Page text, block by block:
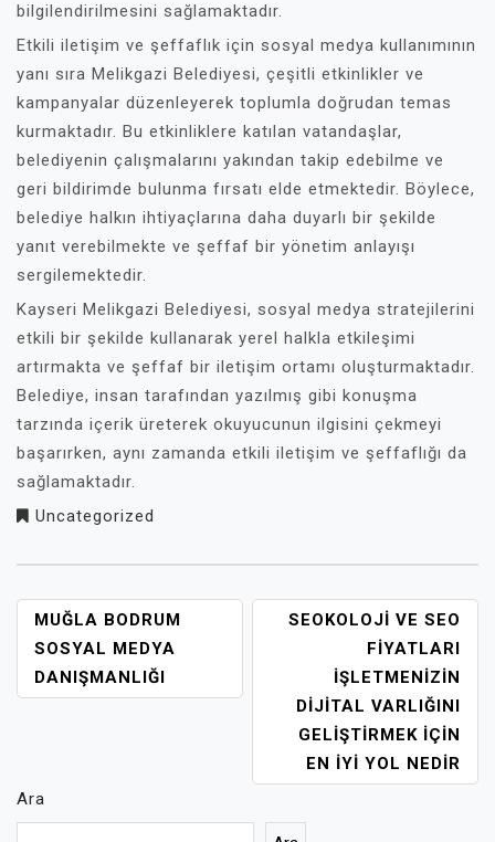
bilgilendirilmesini sağlamaktadır.
Etkili iletişim ve şeffaflık için sosyal medya kullanımının
yanı sıra Melikgazi Belediyesi, çeşitli etkinlikler ve
kampanyalar düzenleyerek toplumla doğrudan temas
kurmaktadır. Bu etkinliklere katılan vatandaşlar,
belediyenin çalışmalarını yakından takip edebilme ve
geri bildirimde bulunma fırsatı elde etmektedir. Böylece,
belediye halkın ihtiyaçlarına daha duyarlı bir şekilde
yanıt verebilmekte ve şeffaf bir yönetim anlayışı
sergilemektedir.
Kayseri Melikgazi Belediyesi, sosyal medya stratejilerini
etkili bir şekilde kullanarak yerel halkla etkileşimi
artırmakta ve şeffaf bir iletişim ortamı oluşturmaktadır.
Belediye, insan tarafından yazılmış gibi konuşma
tarzında içerik üreterek okuyucunun ilgisini çekmeyi
başarırken, aynı zamanda etkili iletişim ve şeffaflığı da
sağlamaktadır.
Uncategorized
YAZI
GEZINMESI
MUĞLA BODRUM
SOSYAL MEDYA
DANIŞMANLIĞI
SEOKOLOJI VE SEO
FIYATLARI
İŞLETMENIZIN
DIJITAL VARLIĞINI
GELIŞTIRMEK İÇIN
EN İYI YOL NEDIR
Ara